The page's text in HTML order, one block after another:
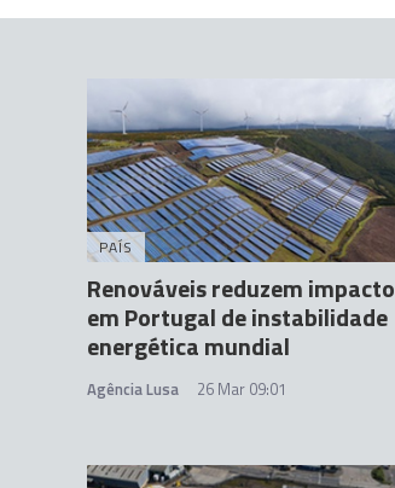
PAÍS
Renováveis reduzem impacto
em Portugal de instabilidade
energética mundial
Agência Lusa 26 Mar 09:01